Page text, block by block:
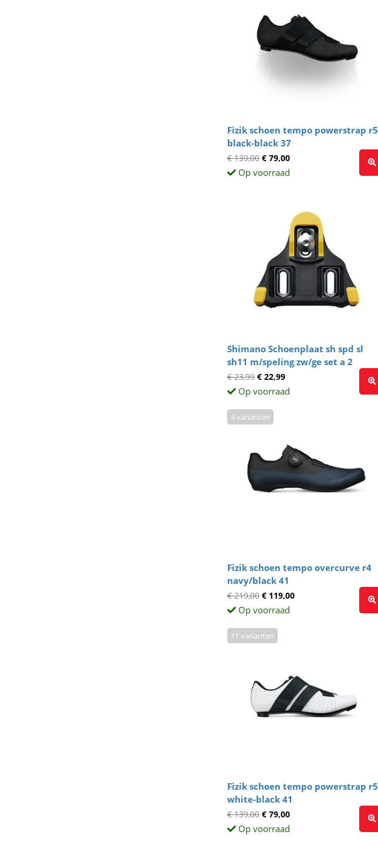
Fizik schoen tempo powerstrap r5
black-black 37
€ 139,00 € 79,00
Op voorraad
Shimano Schoenplaat sh spd sl
sh11 m/speling zw/ge set a 2
€ 23,99 € 22,99
Op voorraad
Fizik schoen tempo overcurve r4
navy/black 41
4 varianten
€ 219,00 € 119,00
Op voorraad
Fizik schoen tempo powerstrap r5
white-black 41
11 varianten
€ 139,00 € 79,00
Op voorraad